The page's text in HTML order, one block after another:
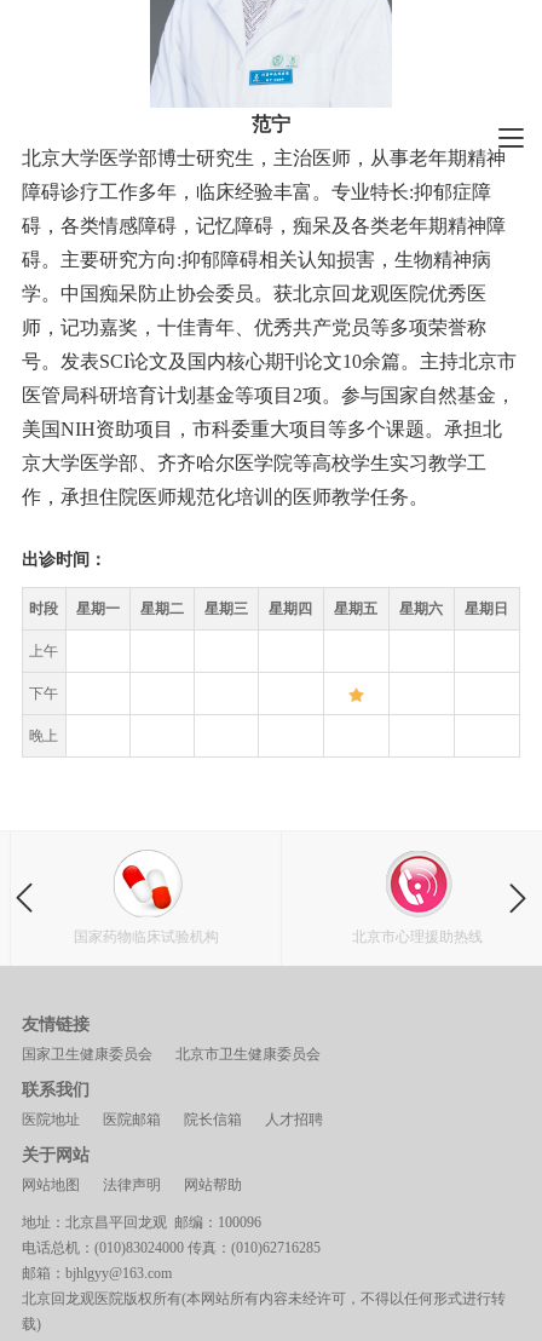
范宁
北京大学医学部博士研究生，主治医师，从事老年期精神
障碍诊疗工作多年，临床经验丰富。专业特长:抑郁症障
碍，各类情感障碍，记忆障碍，痴呆及各类老年期精神障
碍。主要研究方向:抑郁障碍相关认知损害，生物精神病
学。中国痴呆防止协会委员。获北京回龙观医院优秀医
师，记功嘉奖，十佳青年、优秀共产党员等多项荣誉称
号。发表SCI论文及国内核心期刊论文10余篇。主持北京市
医管局科研培育计划基金等项目2项。参与国家自然基金，
美国NIH资助项目，市科委重大项目等多个课题。承担北
京大学医学部、齐齐哈尔医学院等高校学生实习教学工
作，承担住院医师规范化培训的医师教学任务。
出诊时间：
时段 星期一 星期二 星期三 星期四 星期五 星期六 星期日
上午
下午
晚上
国家药物临床试验机构 北京市心理援助热线
友情链接
国家卫生健康委员会 北京市卫生健康委员会
联系我们
医院地址 医院邮箱 院长信箱 人才招聘
关于网站
网站地图 法律声明 网站帮助
地址：北京昌平回龙观 邮编：100096
电话总机：(010)83024000 传真：(010)62716285
邮箱：bjhlgyy@163.com
北京回龙观医院版权所有(本网站所有内容未经许可，不得以任何形式进行转
载)